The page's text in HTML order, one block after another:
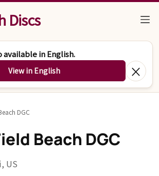
Discs
available in English.
View in English ×
DGC
Beach DGC
US